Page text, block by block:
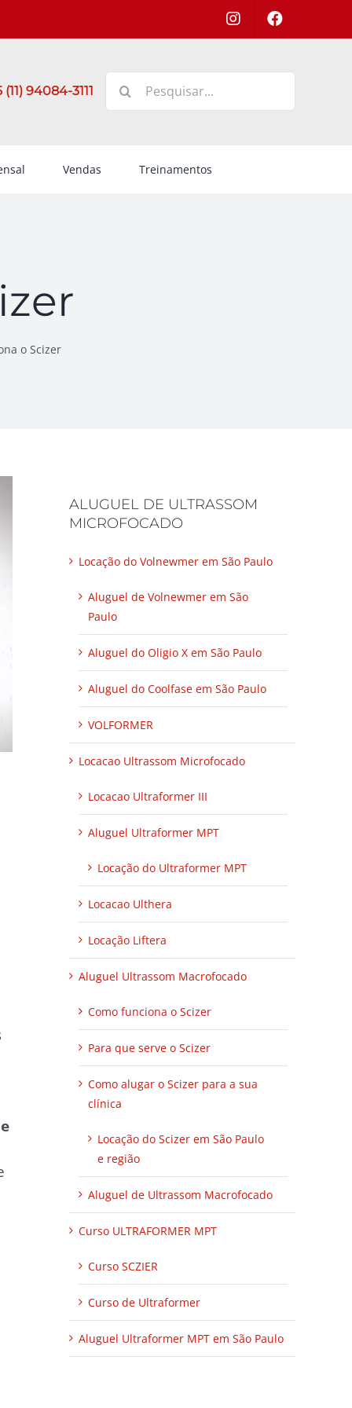
(11) 94084-3111
resultados
Vendas Treinamentos
o Scizer
ALUGUEL DE ULTRASSOM
MICROFOCADO
Locação do Volnewmer em São Paulo
Aluguel de Volnewmer em São
Paulo
Aluguel do Oligio X em São Paulo
Aluguel do Coolfase em São Paulo
VOLFORMER
Locacao Ultrassom Microfocado
Locacao Ultraformer III
Aluguel Ultraformer MPT
Locação do Ultraformer MPT
Locacao Ulthera
Locação Liftera
Aluguel Ultrassom Macrofocado
Como funciona o Scizer
Para que serve o Scizer
Como alugar o Scizer para a sua
clínica
Locação do Scizer em São Paulo
e região
Aluguel de Ultrassom Macrofocado
Curso ULTRAFORMER MPT
Curso SCZIER
Curso de Ultraformer
Aluguel Ultraformer MPT em São Paulo